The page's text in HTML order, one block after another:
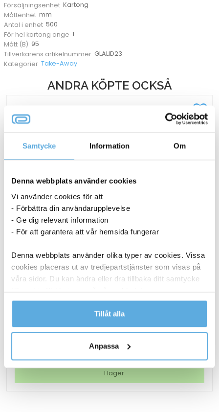
Samtycke Information Om
Denna webbplats använder cookies
Vi använder cookies för att
- Förbättra din användarupplevelse
- Ge dig relevant information
- För att garantera att vår hemsida fungerar
Denna webbplats använder olika typer av cookies. Vissa
cookies placeras ut av tredjepartstjänster som visas på
våra sidor. Du kan ändra eller dra tillbaka ditt samtycke
Läs mer i vår integritetspolicy om vilka vi är, hur du
kontaktar oss och på vilket sätt vi behandlar
Tillåt alla
Anpassa
Försäljningsenhet Kartong
Måttenhet mm
Antal i enhet 500
För hel kartong ange 1
Mått (B) 95
Tillverkarens artikelnummer GLALID23
Kategorier Take-Away
ANDRA KÖPTE OCKSÅ
Lamineringsficka AO Matt 2x125mic A3 25/fp
186,25kr
AO
Matt
2x125mic
Köp nu
I lager